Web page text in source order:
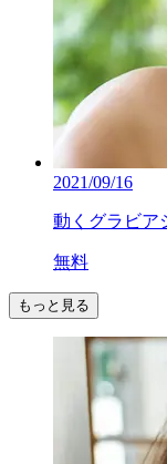
2021/09/16
動くグラビア
無料
もっと見る